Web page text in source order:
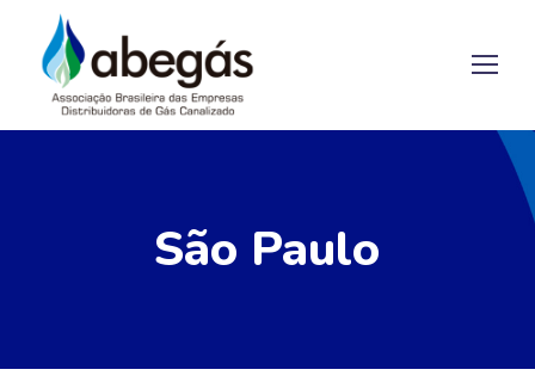
São Paulo